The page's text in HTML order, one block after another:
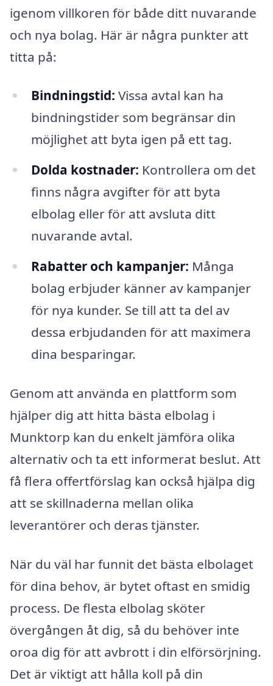
igenom villkoren för både ditt nuvarande
och nya bolag. Här är några punkter att
titta på:
Bindningstid: Vissa avtal kan ha
bindningstider som begränsar din
möjlighet att byta igen på ett tag.
Dolda kostnader: Kontrollera om det
finns några avgifter för att byta
elbolag eller för att avsluta ditt
nuvarande avtal.
Rabatter och kampanjer: Många
bolag erbjuder känner av kampanjer
för nya kunder. Se till att ta del av
dessa erbjudanden för att maximera
dina besparingar.
Genom att använda en plattform som
hjälper dig att hitta bästa elbolag i
Munktorp kan du enkelt jämföra olika
alternativ och ta ett informerat beslut. Att
få flera offertförslag kan också hjälpa dig
att se skillnaderna mellan olika
leverantörer och deras tjänster.
När du väl har funnit det bästa elbolaget
för dina behov, är bytet oftast en smidig
process. De flesta elbolag sköter
övergången åt dig, så du behöver inte
oroa dig för att avbrott i din elförsörjning.
Det är viktigt att hålla koll på din